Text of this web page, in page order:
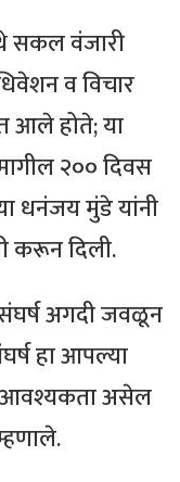
सकल वंजारी
व विचार
आले होते; या
२०० दिवस
धनंजय मुंडे यांनी
करून दिली.
संघर्ष अगदी जवळून
हा आपल्या
आवश्यकता असेल